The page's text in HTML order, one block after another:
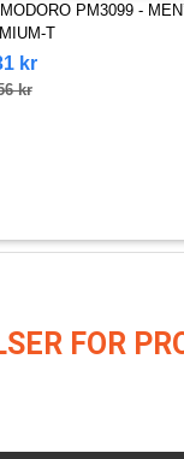
PM3099 -
T
kr
kr
FOR